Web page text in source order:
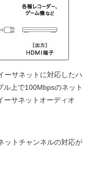
ーサネットに対応したハ
ル上で100Mbpsのネット
ーサネットオーディオ
ットチャンネルの対応が